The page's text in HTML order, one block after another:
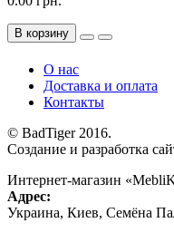
В корзину
О нас
Доставка и оплата
Контакты
© BadTiger 2016.
Создание и разработка
Интернет-магазин
Адрес:
Украина, Киев, Семёна